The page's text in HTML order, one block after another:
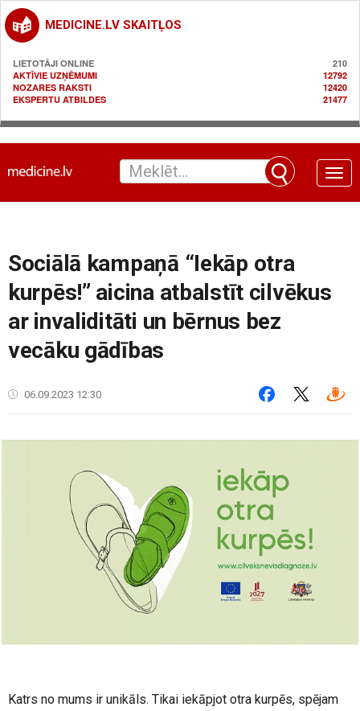
MEDICINE.LV SKAITĻOS
LIETOTĀJI ONLINE
210
AKTĪVIE UZŅĒMUMI
12792
NOZARES RAKSTI
12420
EKSPERTU ATBILDES
21477
Toggle
Sociālā kampaņā “Iekāp otra
kurpēs!” aicina atbalstīt cilvēkus
ar invaliditāti un bērnus bez
vecāku gādības
06.09.2023 12:30
Katrs no mums ir unikāls. Tikai iekāpjot otra kurpēs, spējam